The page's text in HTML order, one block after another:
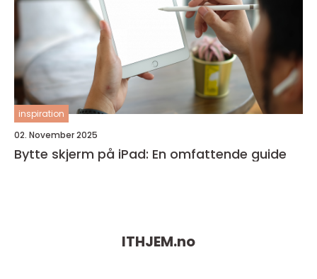
inspiration
02. November 2025
Bytte skjerm på iPad: En omfattende guide
ITHJEM.no